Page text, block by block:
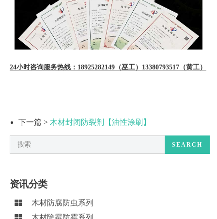
24小时咨询服务热线： 18925282149（巫工） 13380793517（黄工）
下一篇 > 木材封闭防裂剂【油性涂刷】
SEARCH
资讯分类
木材防腐防虫系列